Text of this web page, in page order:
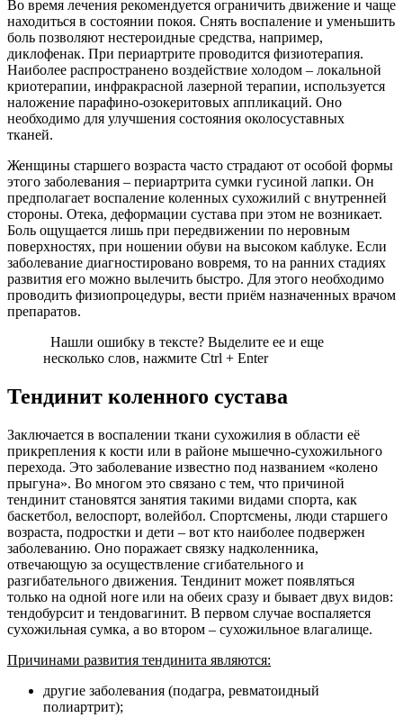
Во время лечения рекомендуется ограничить движение и чаще
находиться в состоянии покоя. Снять воспаление и уменьшить
боль позволяют нестероидные средства, например,
диклофенак. При периартрите проводится физиотерапия.
Наиболее распространено воздействие холодом – локальной
криотерапии, инфракрасной лазерной терапии, используется
наложение парафино-озокеритовых аппликаций. Оно
необходимо для улучшения состояния околосуставных
тканей.
Женщины старшего возраста часто страдают от особой формы
этого заболевания – периартрита сумки гусиной лапки. Он
предполагает воспаление коленных сухожилий с внутренней
стороны. Отека, деформации сустава при этом не возникает.
Боль ощущается лишь при передвижении по неровным
поверхностях, при ношении обуви на высоком каблуке. Если
заболевание диагностировано вовремя, то на ранних стадиях
развития его можно вылечить быстро. Для этого необходимо
проводить физиопроцедуры, вести приём назначенных врачом
препаратов.
Нашли ошибку в тексте? Выделите ее и еще
несколько слов, нажмите Ctrl + Enter
Тендинит коленного сустава
Заключается в воспалении ткани сухожилия в области её
прикрепления к кости или в районе мышечно-сухожильного
перехода. Это заболевание известно под названием «колено
прыгуна». Во многом это связано с тем, что причиной
тендинит становятся занятия такими видами спорта, как
баскетбол, велоспорт, волейбол. Спортсмены, люди старшего
возраста, подростки и дети – вот кто наиболее подвержен
заболеванию. Оно поражает связку надколенника,
отвечающую за осуществление сгибательного и
разгибательного движения. Тендинит может появляться
только на одной ноге или на обеих сразу и бывает двух видов:
тендобурсит и тендовагинит. В первом случае воспаляется
сухожильная сумка, а во втором – сухожильное влагалище.
Причинами развития тендинита являются:
другие заболевания (подагра, ревматоидный
полиартрит);